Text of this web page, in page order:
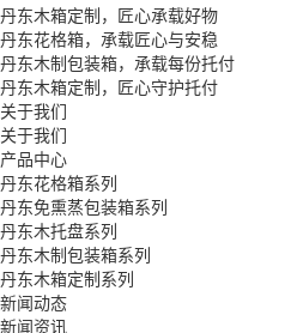
丹东木箱定制，匠心承载好物
丹东花格箱，承载匠心与安稳
丹东木制包装箱，承载每份托付
丹东木箱定制，匠心守护托付
关于我们
关于我们
产品中心
丹东花格箱系列
丹东免熏蒸包装箱系列
丹东木托盘系列
丹东木制包装箱系列
丹东木箱定制系列
新闻动态
新闻资讯